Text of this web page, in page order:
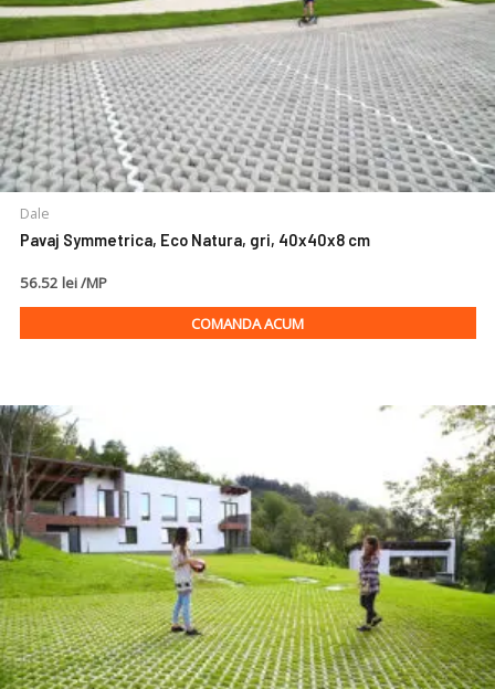
Dale
Pavaj Symmetrica, Eco Natura, gri, 40x40x8 cm
56.52 lei /MP
COMANDA ACUM